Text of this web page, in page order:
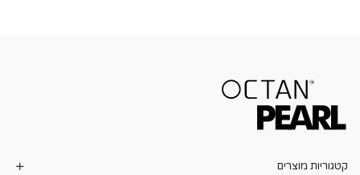
קטגוריות מוצרים